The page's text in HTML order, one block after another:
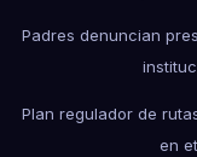
Padres denuncian
Plan regulador de
en